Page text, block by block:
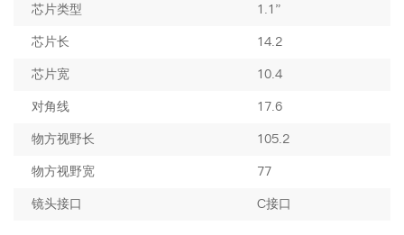
芯片类型 1.1"
芯片长 14.2
芯片宽 10.4
对角线 17.6
物方视野长 105.2
物方视野宽 77
镜头接口 C接口